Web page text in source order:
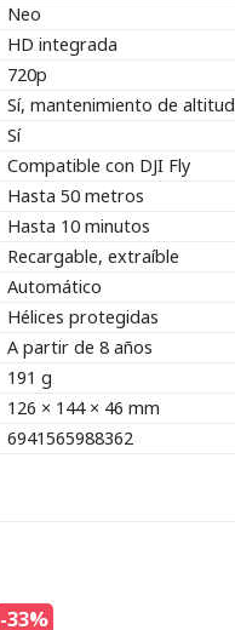
Neo
HD integrada
720p
Sí, mantenimiento de altitud
Sí
Compatible con DJI Fly
Hasta 50 metros
Hasta 10 minutos
Recargable, extraíble
Automático
Hélices protegidas
A partir de 8 años
191 g
126 × 144 × 46 mm
6941565988362
-33%